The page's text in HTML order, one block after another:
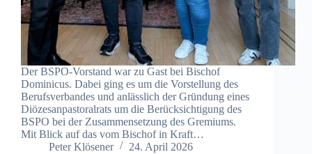
Der BSPO-Vorstand war zu Gast bei Bischof
Dominicus. Dabei ging es um die Vorstellung des
Berufsverbandes und anlässlich der Gründung eines
Diözesanpastoralrats um die Berücksichtigung des
BSPO bei der Zusammensetzung des Gremiums.
Mit Blick auf das vom Bischof in Kraft…
Peter Klösener
24. April 2026